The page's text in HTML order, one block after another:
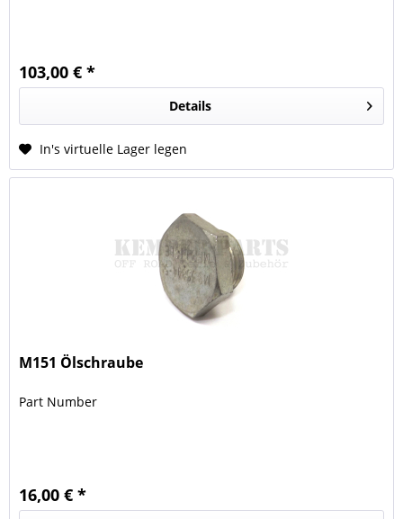
103,00 € *
Details
In's virtuelle Lager legen
M151 Ölschraube
Part Number
16,00 € *